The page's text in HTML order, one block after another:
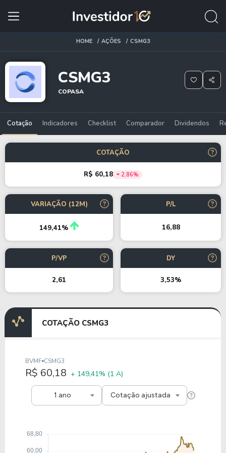
HOME AÇÕES CSMG3
CSMG3
COPASA
Cotação Indicadores Checklist Comparador Dividendos
COTAÇÃO
R$ 60,18 2,86%
VARIAÇÃO (12M)
149,41%
P/L
16,88
P/VP
2,61
DY
3,53%
COTAÇÃO CSMG3
1 ano
BVMF CSMG3
R$ 60,18 + 149,41% (1 A)
Cotação ajustada